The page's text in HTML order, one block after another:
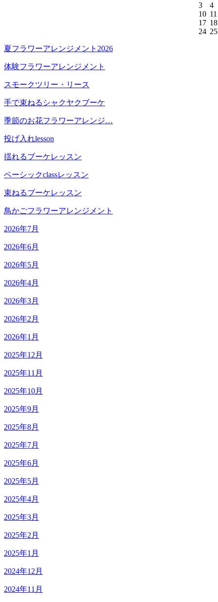
3
4
10 11
17 18
24 25
夏フラワーアレンジメント2026
体験フラワーアレンジメント
スモークツリー・リース
手で束ねるシャクヤクブーケ
季節のお花フラワーアレンジ…
投げ入れlesson
揺れるブーケレッスン
ベーシックclassレッスン
束ねるブーケレッスン
鳥かごフラワーアレンジメント
2026年7月
2026年6月
2026年5月
2026年4月
2026年3月
2026年2月
2026年1月
2025年12月
2025年11月
2025年10月
2025年9月
2025年8月
2025年7月
2025年6月
2025年5月
2025年4月
2025年3月
2025年2月
2025年1月
2024年12月
2024年11月